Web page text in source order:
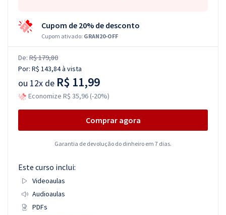
Cupom de 20% de desconto
Cupom ativado: GRAN20-OFF
De: R$ 179,80
Por: R$ 143,84à vista
ou 12x de R$ 11,99
Economize R$ 35,96 (-20%)
Comprar agora
Garantia de devolução do dinheiro em 7 dias.
Este curso inclui:
Videoaulas
Audioaulas
PDFs